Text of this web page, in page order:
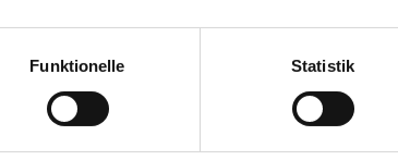
Funktionelle Statistik